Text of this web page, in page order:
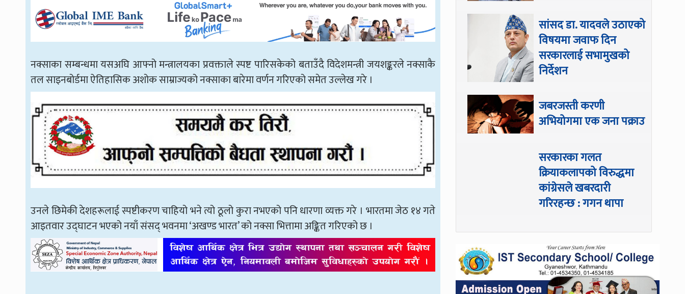
नक्साका सम्बन्धमा यसअघि आफ्नो मन्त्रालयका प्रवक्ताले स्पष्ट पारिसकेको बताउँदै विदेशमन्त्री जयशङ्करले नक्साकै
तल साइनबोर्डमा ऐतिहासिक अशोक साम्राज्यको नक्साका बारेमा वर्णन गरिएको समेत उल्लेख गरे ।
उनले छिमेकी देशहरूलाई स्पष्टीकरण चाहियो भने त्यो ठूलो कुरा नभएको पनि धारणा व्यक्त गरे । भारतमा जेठ १४ गते
आइतवार उद्घाटन भएको नयाँ संसद् भवनमा ‘अखण्ड भारत’ को नक्सा भित्तामा अङ्कित गरिएको छ ।
सांसद डा‍‍. यादवले उठाएको
विषयमा जवाफ दिन
सरकारलाई सभामुखको
निर्देशन
जबरजस्ती करणी
अभियोगमा एक जना पक्राउ
सरकारका गलत
क्रियाकलापको विरुद्धमा
कांग्रेसले खबरदारी
गरिरहन्छ : गगन थापा